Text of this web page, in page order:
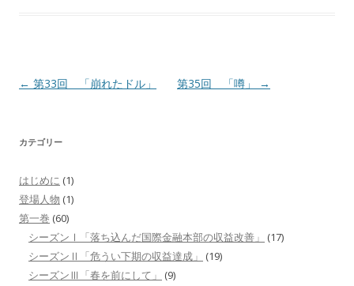
投
ビ
ー
シ
ョ
ン
← 第33回 「崩れたドル」 第35回 「噂」 →
カテゴリー
はじめに (1)
登場人物 (1)
第一巻 (60)
シーズンⅠ「落ち込んだ国際金融本部の収益改善」
(17)
シーズンⅡ「危うい下期の収益達成」
(19)
シーズンⅢ「春を前にして」
(9)